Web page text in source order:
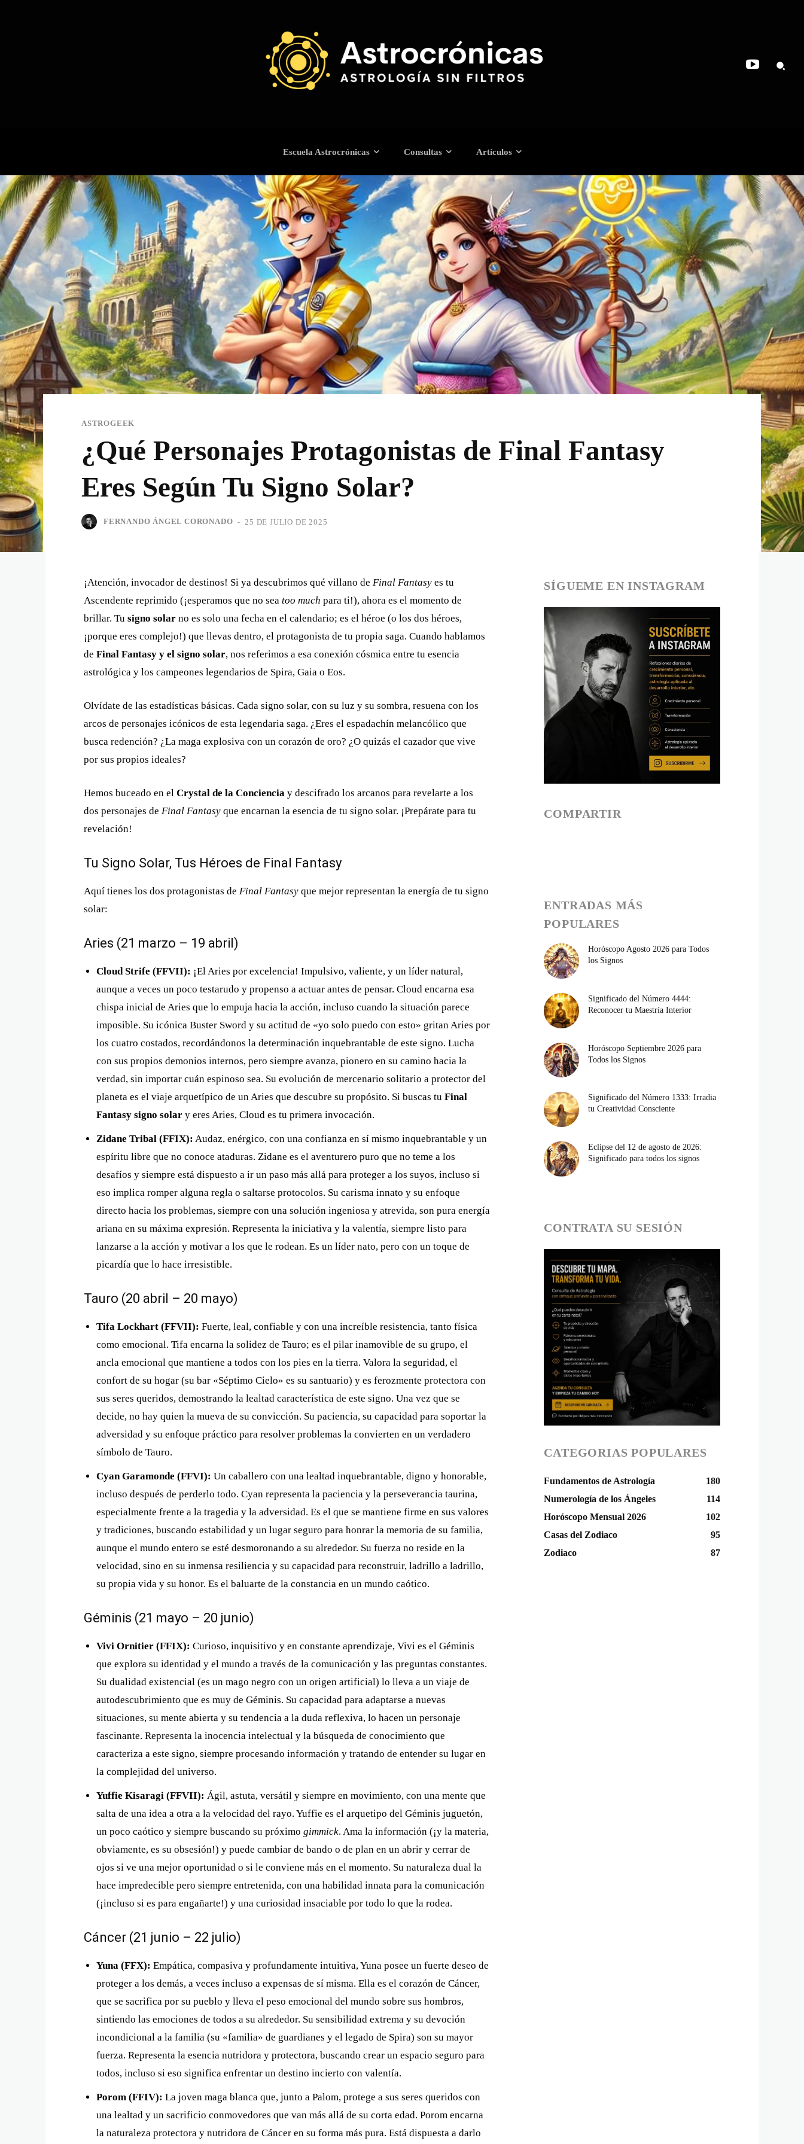
Escuela Astrocrónicas Consultas Artículos
ASTROGEEK
¿Qué Personajes Protagonistas de Final Fantasy
Eres Según Tu Signo Solar?
FERNANDO ÁNGEL CORONADO - 25 DE JULIO DE 2025
¡Atención, invocador de destinos! Si ya descubrimos qué villano de Final Fantasy es tu
Ascendente reprimido (¡esperamos que no sea too much para ti!), ahora es el momento de
brillar. Tu signo solar no es solo una fecha en el calendario; es el héroe (o los dos héroes,
¡porque eres complejo!) que llevas dentro, el protagonista de tu propia saga. Cuando hablamos
de Final Fantasy y el signo solar, nos referimos a esa conexión cósmica entre tu esencia
astrológica y los campeones legendarios de Spira, Gaia o Eos.
Olvídate de las estadísticas básicas. Cada signo solar, con su luz y su sombra, resuena con los
arcos de personajes icónicos de esta legendaria saga. ¿Eres el espadachín melancólico que
busca redención? ¿La maga explosiva con un corazón de oro? ¿O quizás el cazador que vive
por sus propios ideales?
Hemos buceado en el Crystal de la Conciencia y descifrado los arcanos para revelarte a los
dos personajes de Final Fantasy que encarnan la esencia de tu signo solar. ¡Prepárate para tu
revelación!
Tu Signo Solar, Tus Héroes de Final Fantasy
Aquí tienes los dos protagonistas de Final Fantasy que mejor representan la energía de tu signo
solar:
Aries (21 marzo – 19 abril)
Cloud Strife (FFVII): ¡El Aries por excelencia! Impulsivo, valiente, y un líder natural,
aunque a veces un poco testarudo y propenso a actuar antes de pensar. Cloud encarna esa
chispa inicial de Aries que lo empuja hacia la acción, incluso cuando la situación parece
imposible. Su icónica Buster Sword y su actitud de «yo solo puedo con esto» gritan Aries por
los cuatro costados, recordándonos la determinación inquebrantable de este signo. Lucha
con sus propios demonios internos, pero siempre avanza, pionero en su camino hacia la
verdad, sin importar cuán espinoso sea. Su evolución de mercenario solitario a protector del
planeta es el viaje arquetípico de un Aries que descubre su propósito. Si buscas tu Final
Fantasy signo solar y eres Aries, Cloud es tu primera invocación.
Zidane Tribal (FFIX): Audaz, enérgico, con una confianza en sí mismo inquebrantable y un
espíritu libre que no conoce ataduras. Zidane es el aventurero puro que no teme a los
desafíos y siempre está dispuesto a ir un paso más allá para proteger a los suyos, incluso si
eso implica romper alguna regla o saltarse protocolos. Su carisma innato y su enfoque
directo hacia los problemas, siempre con una solución ingeniosa y atrevida, son pura energía
ariana en su máxima expresión. Representa la iniciativa y la valentía, siempre listo para
lanzarse a la acción y motivar a los que le rodean. Es un líder nato, pero con un toque de
picardía que lo hace irresistible.
Tauro (20 abril – 20 mayo)
Tifa Lockhart (FFVII): Fuerte, leal, confiable y con una increíble resistencia, tanto física
como emocional. Tifa encarna la solidez de Tauro; es el pilar inamovible de su grupo, el
ancla emocional que mantiene a todos con los pies en la tierra. Valora la seguridad, el
confort de su hogar (su bar «Séptimo Cielo» es su santuario) y es ferozmente protectora con
sus seres queridos, demostrando la lealtad característica de este signo. Una vez que se
decide, no hay quien la mueva de su convicción. Su paciencia, su capacidad para soportar la
adversidad y su enfoque práctico para resolver problemas la convierten en un verdadero
símbolo de Tauro.
Cyan Garamonde (FFVI): Un caballero con una lealtad inquebrantable, digno y honorable,
incluso después de perderlo todo. Cyan representa la paciencia y la perseverancia taurina,
especialmente frente a la tragedia y la adversidad. Es el que se mantiene firme en sus valores
y tradiciones, buscando estabilidad y un lugar seguro para honrar la memoria de su familia,
aunque el mundo entero se esté desmoronando a su alrededor. Su fuerza no reside en la
velocidad, sino en su inmensa resiliencia y su capacidad para reconstruir, ladrillo a ladrillo,
su propia vida y su honor. Es el baluarte de la constancia en un mundo caótico.
Géminis (21 mayo – 20 junio)
Vivi Ornitier (FFIX): Curioso, inquisitivo y en constante aprendizaje, Vivi es el Géminis
que explora su identidad y el mundo a través de la comunicación y las preguntas constantes.
Su dualidad existencial (es un mago negro con un origen artificial) lo lleva a un viaje de
autodescubrimiento que es muy de Géminis. Su capacidad para adaptarse a nuevas
situaciones, su mente abierta y su tendencia a la duda reflexiva, lo hacen un personaje
fascinante. Representa la inocencia intelectual y la búsqueda de conocimiento que
caracteriza a este signo, siempre procesando información y tratando de entender su lugar en
la complejidad del universo.
Yuffie Kisaragi (FFVII): Ágil, astuta, versátil y siempre en movimiento, con una mente que
salta de una idea a otra a la velocidad del rayo. Yuffie es el arquetipo del Géminis juguetón,
un poco caótico y siempre buscando su próximo gimmick. Ama la información (¡y la materia,
obviamente, es su obsesión!) y puede cambiar de bando o de plan en un abrir y cerrar de
ojos si ve una mejor oportunidad o si le conviene más en el momento. Su naturaleza dual la
hace impredecible pero siempre entretenida, con una habilidad innata para la comunicación
(¡incluso si es para engañarte!) y una curiosidad insaciable por todo lo que la rodea.
Cáncer (21 junio – 22 julio)
Yuna (FFX): Empática, compasiva y profundamente intuitiva, Yuna posee un fuerte deseo de
proteger a los demás, a veces incluso a expensas de sí misma. Ella es el corazón de Cáncer,
que se sacrifica por su pueblo y lleva el peso emocional del mundo sobre sus hombros,
sintiendo las emociones de todos a su alrededor. Su sensibilidad extrema y su devoción
incondicional a la familia (su «familia» de guardianes y el legado de Spira) son su mayor
fuerza. Representa la esencia nutridora y protectora, buscando crear un espacio seguro para
todos, incluso si eso significa enfrentar un destino incierto con valentía.
Porom (FFIV): La joven maga blanca que, junto a Palom, protege a sus seres queridos con
una lealtad y un sacrificio conmovedores que van más allá de su corta edad. Porom encarna
la naturaleza protectora y nutridora de Cáncer en su forma más pura. Está dispuesta a darlo
SÍGUEME EN INSTAGRAM
COMPARTIR
ENTRADAS MÁS
POPULARES
Horóscopo Agosto 2026 para Todos
los Signos
Significado del Número 4444:
Reconocer tu Maestría Interior
Horóscopo Septiembre 2026 para
Todos los Signos
Significado del Número 1333: Irradia
tu Creatividad Consciente
Eclipse del 12 de agosto de 2026:
Significado para todos los signos
CONTRATA SU SESIÓN
CATEGORIAS POPULARES
Fundamentos de Astrología
180
Numerología de los Ángeles
114
Horóscopo Mensual 2026
102
Casas del Zodiaco
95
Zodiaco
87